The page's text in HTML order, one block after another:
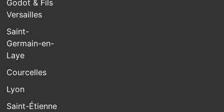
Godot & Fils
Versailles
Saint-
Germain-en-
Laye
Courcelles
Lyon
Saint-Étienne